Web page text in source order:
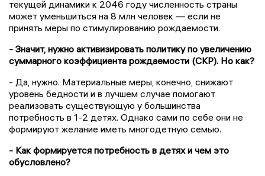
текущей динамики к 2046 году численность страны
может уменьшиться на 8 млн человек — если не
принять меры по стимулированию рождаемости.
- Значит, нужно активизировать политику по увеличению
суммарного коэффициента рождаемости (СКР). Но как?
- Да, нужно. Материальные меры, конечно, снижают
уровень бедности и в лучшем случае помогают
реализовать существующую у большинства
потребность в 1-2 детях. Однако сами по себе они не
формируют желание иметь многодетную семью.
- Как формируется потребность в детях и чем это
обусловлено?